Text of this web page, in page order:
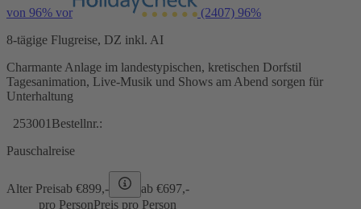
von 96% vor (2407) 96%
8-tägige Flugreise, DZ inkl. AI
Charmante Anlage im landestypischen, kretischen Dorfstil
Tagesanimation, Live-Musik und Shows am Abend sorgen für
Unterhaltung
253001 Bestellnr.:
Pauschalreise
Alter Preisab €899,- ab €697,-
pro PersonPreis pro Person